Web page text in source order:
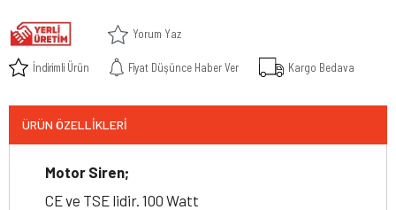
Yorum Yaz
İndirimli Ürün Fiyat Düşünce Haber Ver Kargo Bedava
ÜRÜN ÖZELLIKLERI
Motor Siren;
CE ve TSE lidir. 100 Watt